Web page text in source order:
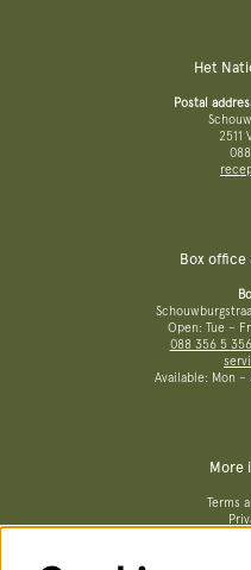
Het
Postal
2511
Box office
Open: Tue –
088 356 5 356
Available: Mon –
More
Terms